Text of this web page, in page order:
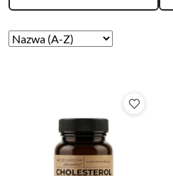
Zastosowano
Sortuj